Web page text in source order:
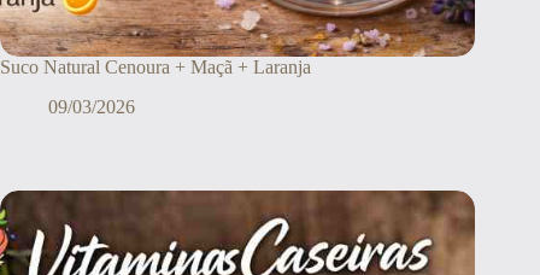
Suco Natural Cenoura + Maçã + Laranja
09/03/2026